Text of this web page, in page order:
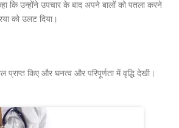
कि उन्होंने उपचार के बाद अपने बालों को पतला करने
को उलट दिया।
किए और घनत्व और परिपूर्णता में वृद्धि देखी।